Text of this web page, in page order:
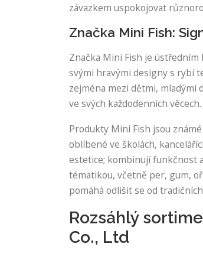
závazkem uspokojovat
Značka Mini Fish:
Značka Mini Fish je
svými hravými designy s rybí
zejména mezi dětmi, mladými
ve svých každodenních věcech.
Produkty Mini Fish jsou
oblíbené ve školách,
estetice; kombinují funkčnost
tématikou, včetně per, gum,
pomáhá odlišit se od
Rozsáhlý
Co., Ltd